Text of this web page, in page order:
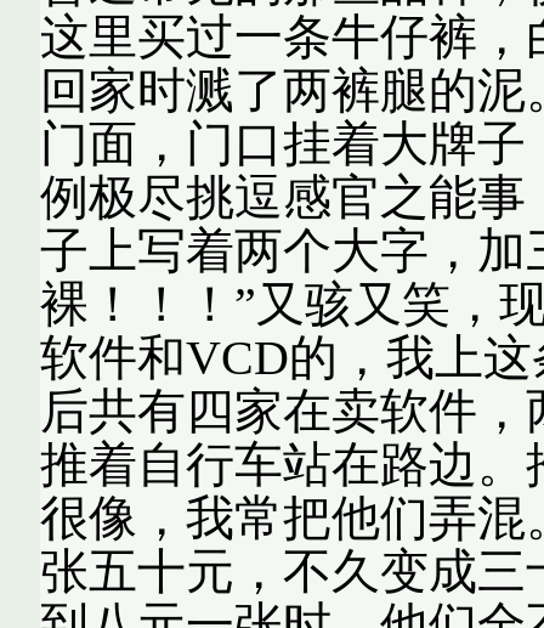
这里买过一条牛仔裤
回家时溅了两裤腿的
门面，门口挂着大牌
例极尽挑逗感官之能
子上写着两个大字，加
裸！！！”又骇又笑，
软件和VCD的，我上
后共有四家在卖软件
推着自行车站在路边
很像，我常把他们弄
张五十元，不久变成